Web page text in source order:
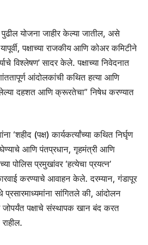
योजना जाहीर केल्या जातील, असे
पक्षाच्या राजकीय आणि कोअर कमिटीने
विश्लेषण’ सादर केले. पक्षाच्या निवेदनात
आंदोलकांची कथित हत्या आणि
दहशत आणि क्रूरतेचा” निषेध करण्यात
‘शहीद (पक्ष) कार्यकर्त्यांच्या कथित निर्घृण
आणि पंतप्रधान, गृहमंत्री आणि
पोलिस प्रमुखांवर ‘हत्येचा प्रयत्न’
करण्याचे आवाहन केले. दरम्यान, गंडापूर
प्रसारमाध्यमांना सांगितले की, आंदोलन
पक्षाचे संस्थापक खान बंद करत